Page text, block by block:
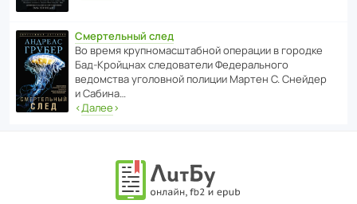
Смертельный след
Во время круп­но­мас­ш­та­бной операции в городке
Бад‑Крой­цнах следо­ва­тели Феде­раль­ного
ведомства уголо­вной полиции Мартен С. Снейдер
и Сабина…
‹Далее›